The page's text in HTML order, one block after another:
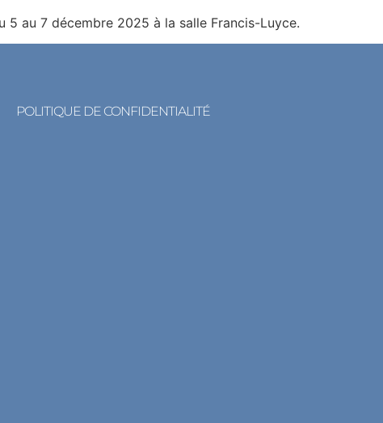
au 7 décembre 2025 à la salle Francis-Luyce.
POLITIQUE DE CONFIDENTIALITÉ